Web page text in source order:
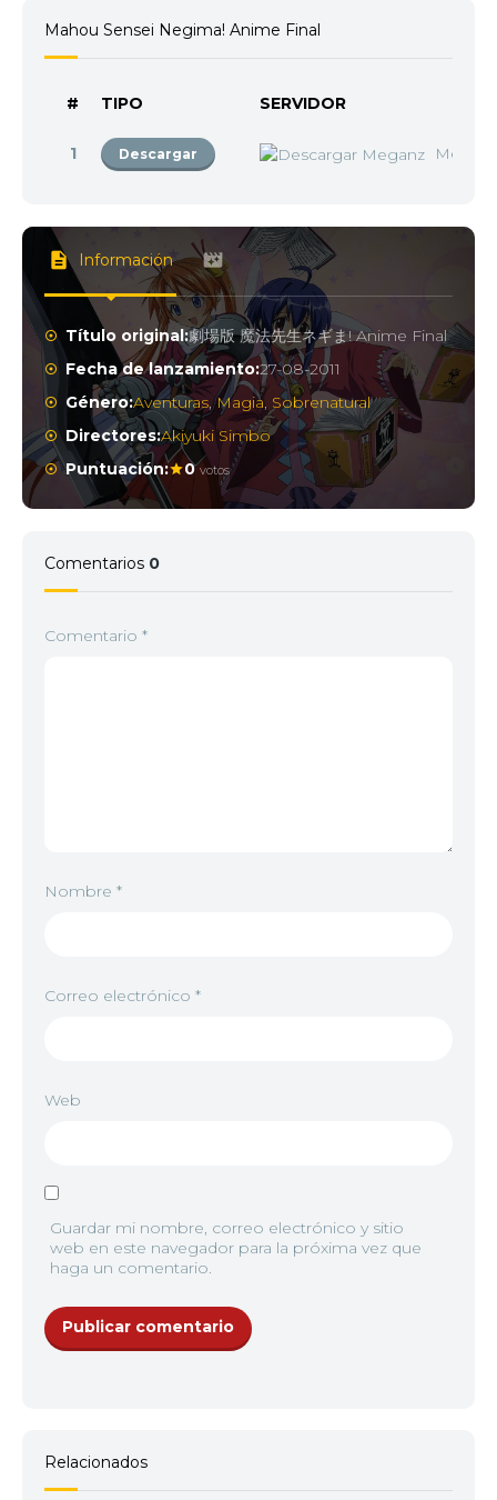
Mahou Sensei Negima! Anime Final
# TIPO SERVIDOR
1 Descargar Meganz
Información
Título original:劇場版 魔法先生ネギま! Anime Final
Fecha de lanzamiento:27-08-2011
Género:Aventuras,Magia, Sobrenatural
Directores:Akiyuki Simbo
Puntuación:
0 votos
Comentarios 0
Comentario *
Nombre *
Correo electrónico *
Web
Guardar mi nombre, correo electrónico y sitio
web en este navegador para la próxima vez que
haga un comentario.
Relacionados